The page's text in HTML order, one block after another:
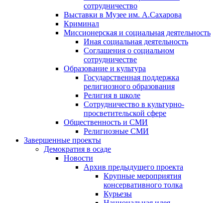
сотрудничество
Выставки в Музее им. А.Сахарова
Криминал
Миссионерская и социальная деятельность
Иная социальная деятельность
Соглашения о социальном
сотрудничестве
Образование и культура
Государственная поддержка
религиозного образования
Религия в школе
Сотрудничество в культурно-
просветительской сфере
Общественность и СМИ
Религиозные СМИ
Завершенные проекты
Демократия в осаде
Новости
Архив предыдущего проекта
Крупные мероприятия
консервативного толка
Курьезы